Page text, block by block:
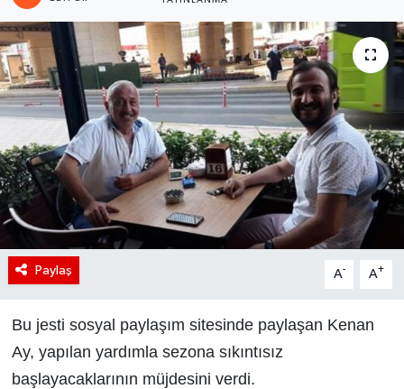
Paylaş A- A+
Bu jesti sosyal paylaşım sitesinde paylaşan Kenan
Ay, yapılan yardımla sezona sıkıntısız
başlayacaklarının müjdesini verdi.